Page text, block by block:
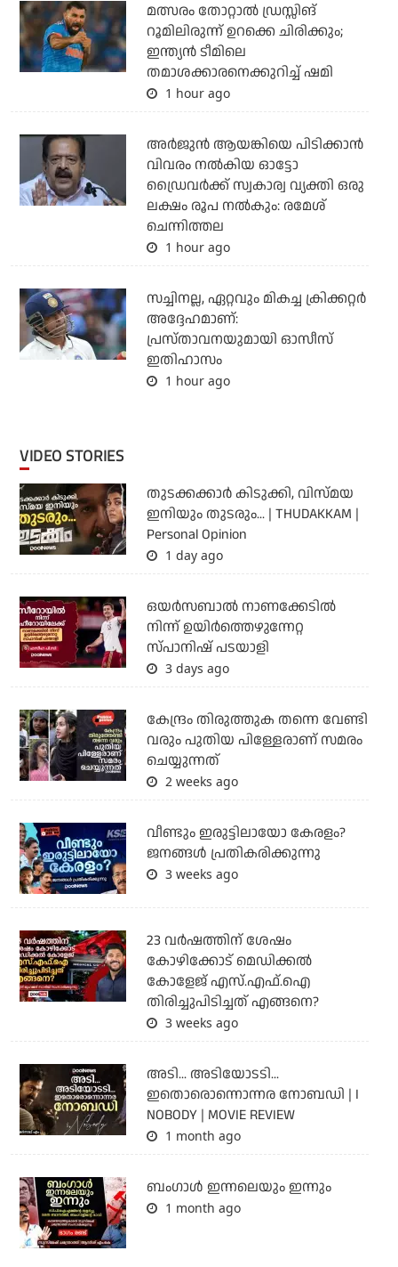
മത്സരം തോറ്റാല്‍ ഡ്രസ്സിങ്
റൂമിലിരുന്ന് ഉറക്കെ ചിരിക്കും;
ഇന്ത്യന്‍ ടീമിലെ
തമാശക്കാരനെക്കുറിച്ച് ഷമി
1 hour ago
അര്‍ജുന്‍ ആയങ്കിയെ പിടിക്കാന്‍
വിവരം നല്‍കിയ ഓട്ടോ
ഡ്രൈവര്‍ക്ക് സ്വകാര്വ വ്യക്തി ഒരു
ലക്ഷം രൂപ നല്‍കും: രമേശ്
ചെന്നിത്തല
1 hour ago
സച്ചിനല്ല, ഏറ്റവും മികച്ച ക്രിക്കറ്റര്‍
അദ്ദേഹമാണ്:
പ്രസ്താവനയുമായി ഓസീസ്
ഇതിഹാസം
1 hour ago
VIDEO STORIES
തുടക്കക്കാര്‍ കിടുക്കി, വിസ്മയ
ഇനിയും തുടരും... | THUDAKKAM |
Personal Opinion
1 day ago
ഒയര്‍സബാൽ നാണക്കേടിൽ
നിന്ന് ഉയിർത്തെഴുന്നേറ്റ
സ്പാനിഷ് പടയാളി
3 days ago
കേന്ദ്രം തിരുത്തുക തന്നെ വേണ്ടി
വരും പുതിയ പിള്ളേരാണ് സമരം
ചെയ്യുന്നത്
2 weeks ago
വീണ്ടും ഇരുട്ടിലായോ കേരളം?
ജനങ്ങൾ പ്രതികരിക്കുന്നു
3 weeks ago
23 വർഷത്തിന് ശേഷം
കോഴിക്കോട് മെഡിക്കൽ
കോളേജ് എസ്.എഫ്.ഐ
തിരിച്ചുപിടിച്ചത് എങ്ങനെ?
3 weeks ago
അടി... അടിയോടടി...
ഇതൊരൊന്നൊന്നര നോബഡി | I
NOBODY | MOVIE REVIEW
1 month ago
ബംഗാള്‍ ഇന്നലെയും ഇന്നും
1 month ago